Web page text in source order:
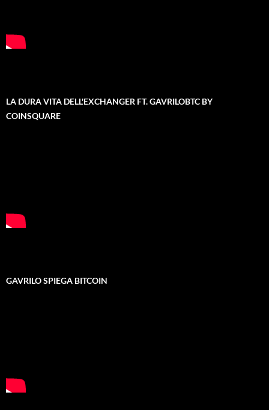
LA DURA VITA DELL'EXCHANGER FT. GAVRILOBTC BY
COINSQUARE
GAVRILO SPIEGA BITCOIN